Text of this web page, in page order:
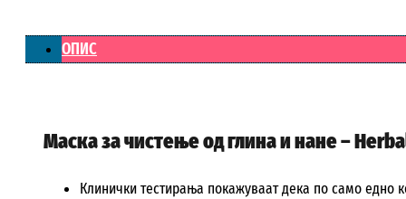
ОПИС
Маска за чистeње од глина и нане –
Клинички тестирања покажуваат дека по само едно